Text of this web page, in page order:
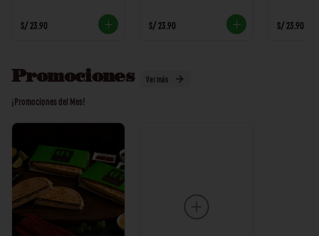
S/ 23.90 S/ 23.90 S/ 23.90
Promociones Ver más
¡Promociones del Mes!